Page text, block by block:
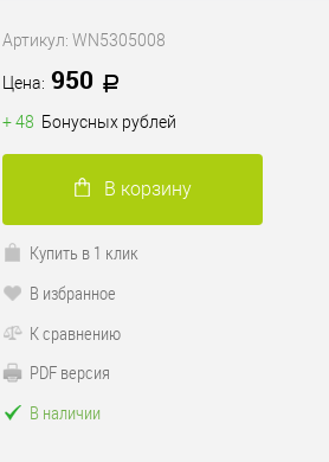
Артикул: WN5305008
Цена: 950
+ 48 Бонусных рублей
В корзину
Купить в 1 клик
В избранное
К сравнению
PDF версия
В наличии